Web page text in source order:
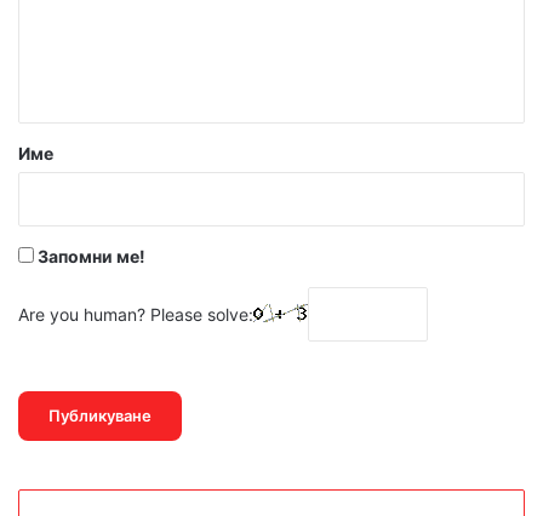
р
Име
Запомни ме!
Are you human? Please solve: